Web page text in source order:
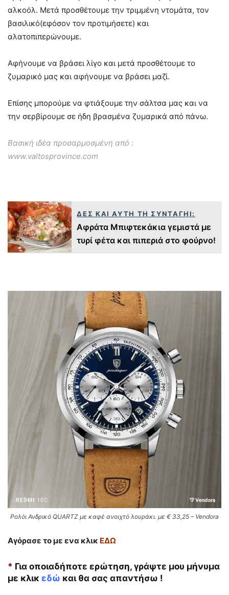
αλκοόλ. Μετά προσθέτουμε την τριμμένη ντομάτα, τον
βασιλικό(εφόσον τον προτιμήσετε) και
αλατοπιπερώνουμε.
Αφήνουμε να βράσει λίγο και μετά προσθέτουμε το
ζυμαρικό μας και αφήνουμε να βράσει μαζί.
Επίσης μπορούμε να φτιάξουμε την σάλτσα μας και να
την σερβίρουμε σε ήδη βρασμένα ζυμαρικά από πάνω.
Βασική ιδέα προσαρμοσμένη από :
www.valtosprovince.com
ΔΕΣ ΚΑΙ ΑΥΤΗ ΤΗ ΣΥΝΤΑΓΗΙ:
Αφράτα Μπιφτεκάκια γεμιστά με
τυρί φέτα και πιπεριά στο φούρνο!
Ρολόι Ανδρικό QUARTZ με καφέ ανοιχτό λουράκι. με € 33,25 – Vendora
Αγόρασε το με ενα κλικ ΕΔΩ
* Για οποιαδήποτε ερώτηση, γράψτε μου μήνυμα
με κλικ εδώ και θα σας απαντήσω !